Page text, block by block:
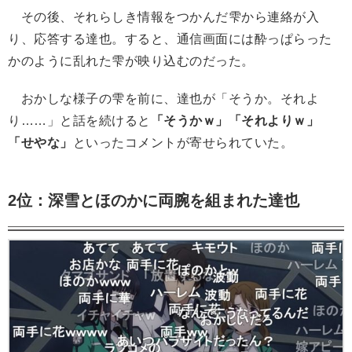
その後、それらしき情報をつかんだ雫から連絡が入
り、応答する達也。すると、通信画面には酔っぱらった
かのように乱れた雫が映り込むのだった。
おかしな様子の雫を前に、達也が「そうか。それよ
り……」と話を続けると
「そうかｗ」「それよりｗ」
「せやな」
といったコメントが寄せられていた。
2位：深雪とほのかに両腕を組まれた達也